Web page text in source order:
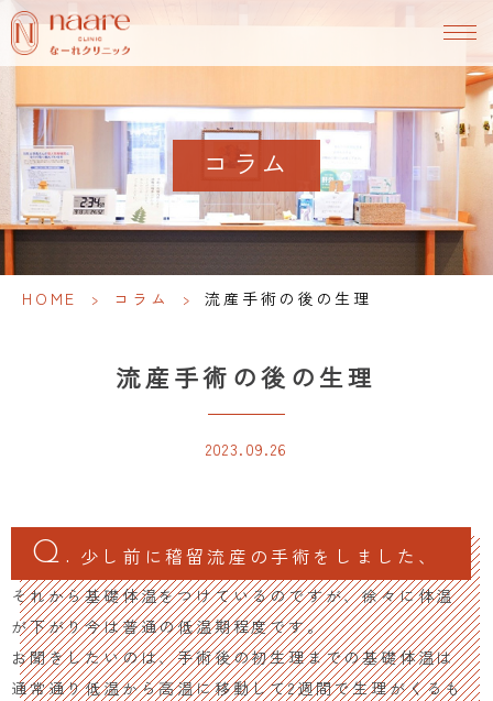
コラム
HOME > コラム > 流産手術の後の生理
流産手術の後の生理
2023.09.26
少し前に稽留流産の手術をしました、
それから基礎体温をつけているのですが、徐々に体温
が下がり今は普通の低温期程度です。
お聞きしたいのは、手術後の初生理までの基礎体温は
通常通り低温から高温に移動して2週間で生理がくるも